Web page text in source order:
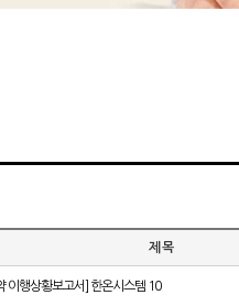
제 목
이행상황보고서] 한온시스템 10